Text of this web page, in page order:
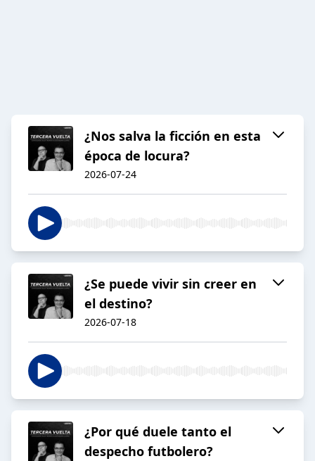
¿Nos salva la ficción en esta
época de locura?
2026-07-24
¿Se puede vivir sin creer en
el destino?
2026-07-18
¿Por qué duele tanto el
despecho futbolero?